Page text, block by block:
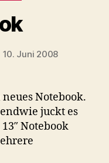
10. Juni 2008
Notebook.
juckt es
Notebook